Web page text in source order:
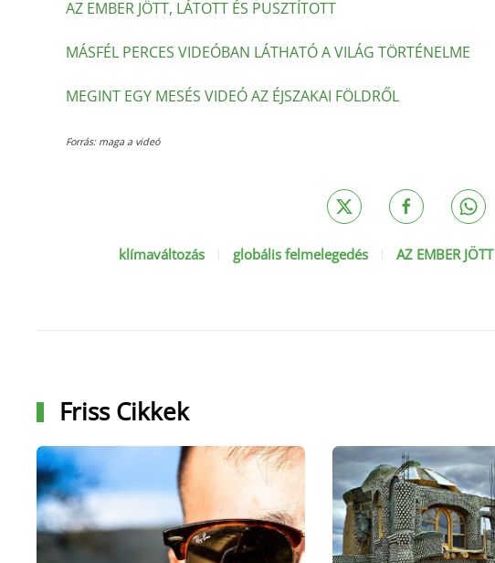
AZ EMBER JÖTT, LÁTOTT ÉS PUSZTÍTOTT
MÁSFÉL PERCES VIDEÓBAN LÁTHATÓ A VILÁG TÖRTÉNELME
MEGINT EGY MESÉS VIDEÓ AZ ÉJSZAKAI FÖLDRŐL
Forrás: maga a videó
klímaváltozás globális felmelegedés AZ EMBER JÖTT
Friss Cikkek